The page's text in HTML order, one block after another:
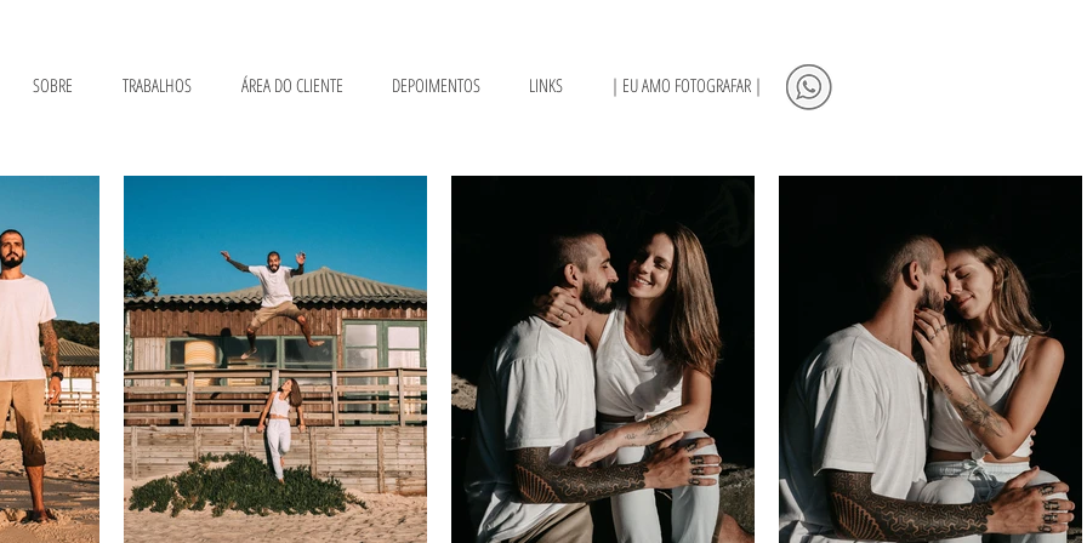
SOBRE TRABALHOS ÁREA DO CLIENTE DEPOIMENTOS LINKS | EU AMO FOTOGRAFAR |